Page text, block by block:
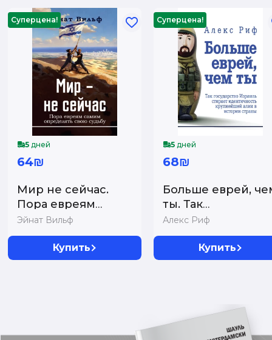
Суперцена!
5 дней
64₪
Мир не сейчас.
Пора евреям
самим определять
свою с...
Эйнат Вильф
Купить
Суперцена!
5 дней
68₪
Больше еврей,
ты. Так
государство
Израиль стир...
Алекс Риф
Купить